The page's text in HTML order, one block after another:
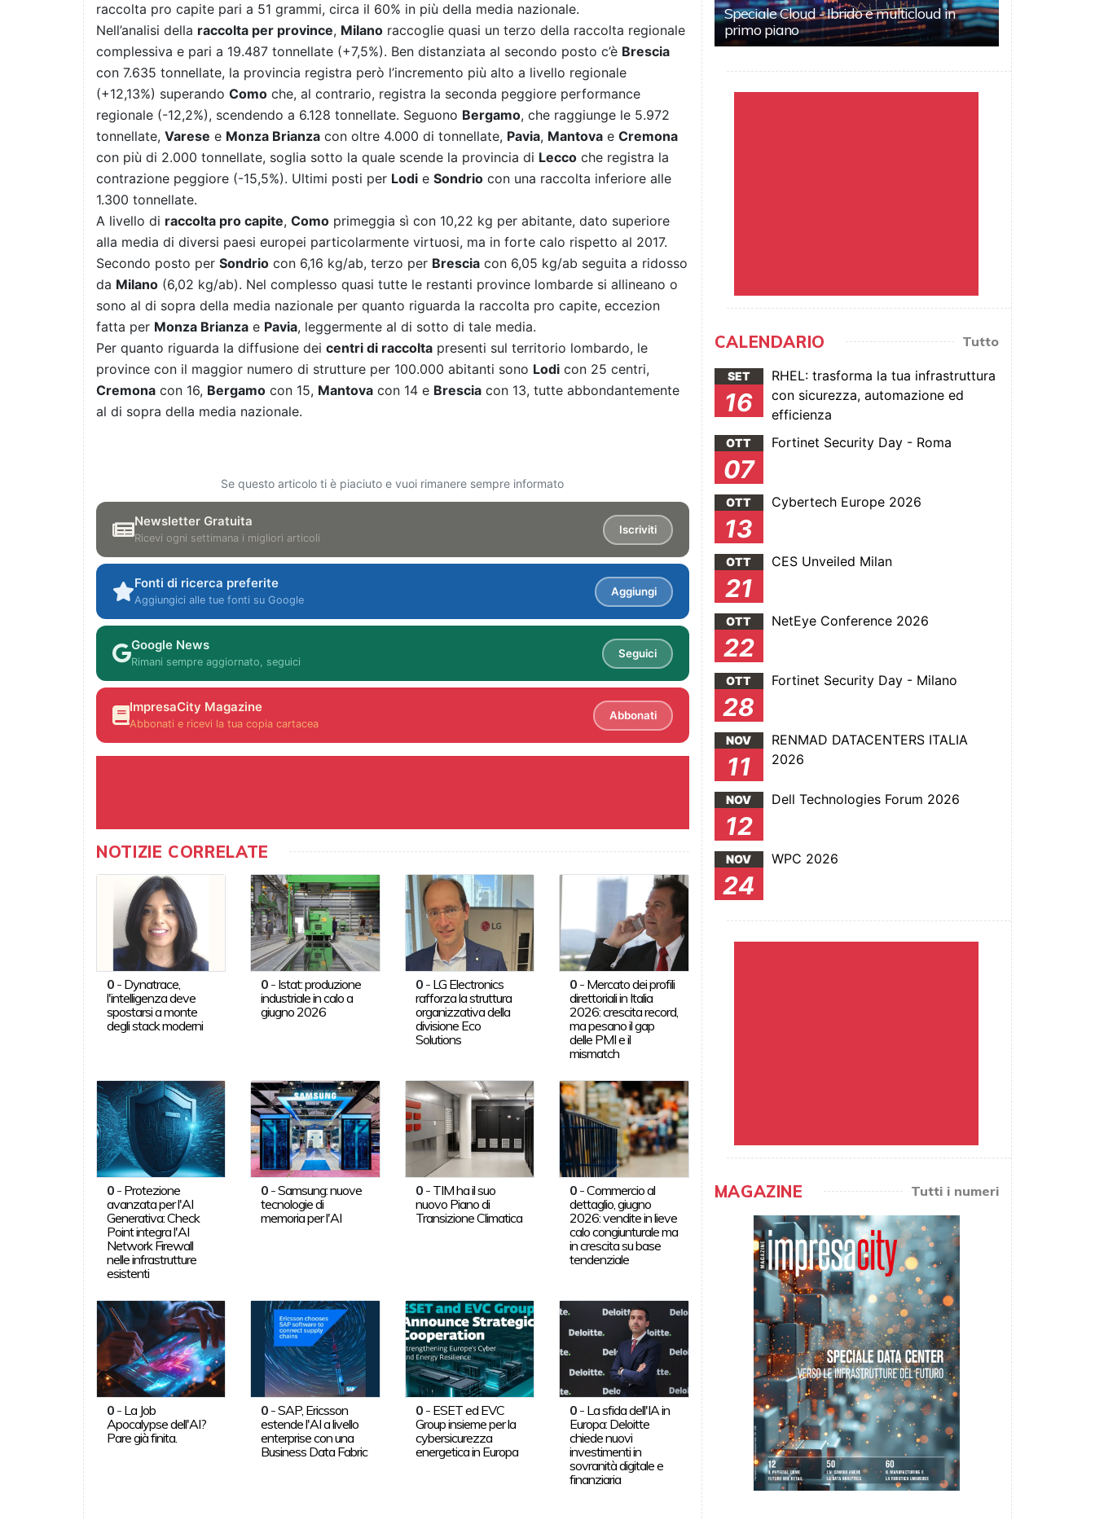
raccolta pro capite pari a 51 grammi, circa il 60% in più della media nazionale.
Nell’analisi della raccolta per province, Milano raccoglie quasi un terzo della raccolta regionale
complessiva e pari a 19.487 tonnellate (+7,5%). Ben distanziata al secondo posto c’è Brescia
con 7.635 tonnellate, la provincia registra però l’incremento più alto a livello regionale
(+12,13%) superando Como che, al contrario, registra la seconda peggiore performance
regionale (-12,2%), scendendo a 6.128 tonnellate. Seguono Bergamo, che raggiunge le 5.972
tonnellate, Varese e Monza Brianza con oltre 4.000 di tonnellate, Pavia, Mantova e Cremona
con più di 2.000 tonnellate, soglia sotto la quale scende la provincia di Lecco che registra la
contrazione peggiore (-15,5%). Ultimi posti per Lodi e Sondrio con una raccolta inferiore alle
1.300 tonnellate.
A livello di raccolta pro capite, Como primeggia sì con 10,22 kg per abitante, dato superiore
alla media di diversi paesi europei particolarmente virtuosi, ma in forte calo rispetto al 2017.
Secondo posto per Sondrio con 6,16 kg/ab, terzo per Brescia con 6,05 kg/ab seguita a ridosso
da Milano (6,02 kg/ab). Nel complesso quasi tutte le restanti province lombarde si allineano o
sono al di sopra della media nazionale per quanto riguarda la raccolta pro capite, eccezion
fatta per Monza Brianza e Pavia, leggermente al di sotto di tale media.
Per quanto riguarda la diffusione dei centri di raccolta presenti sul territorio lombardo, le
province con il maggior numero di strutture per 100.000 abitanti sono Lodi con 25 centri,
Cremona con 16, Bergamo con 15, Mantova con 14 e Brescia con 13, tutte abbondantemente
al di sopra della media nazionale.
Se questo articolo ti è piaciuto e vuoi rimanere sempre informato
Newsletter Gratuita
Ricevi ogni settimana i migliori articoli
Iscriviti
Fonti di ricerca preferite
Aggiungici alle tue fonti su Google
Aggiungi
Google News
Rimani sempre aggiornato, seguici
Seguici
ImpresaCity Magazine
Abbonati e ricevi la tua copia cartacea
Abbonati
NOTIZIE CORRELATE
0- Dynatrace,
l'intelligenza deve
spostarsi a monte
degli stack moderni
0 - Istat: produzione
industriale in calo a
giugno 2026
0- LG Electronics
rafforza la struttura
organizzativa della
divisione Eco
Solutions
0 - Mercato dei profili
direttoriali in Italia
2026: crescita record,
ma pesano il gap
delle PMI e il
mismatch
0- Protezione
avanzata per l'AI
Generativa: Check
Point integra l'AI
Network Firewall
nelle infrastrutture
esistenti
0 -Samsung: nuove
tecnologie di
memoria per l'AI
0- TIM ha il suo
nuovo Piano di
Transizione Climatica
0 -Commercio al
dettaglio, giugno
2026: vendite in lieve
calo congiunturale ma
in crescita su base
tendenziale
0- La Job
Apocalypse dell'AI?
Pare già finita.
0 -SAP, Ericsson
estende l'AI a livello
enterprise con una
Business Data Fabric
0- ESET ed EVC
Group insieme per la
cybersicurezza
energetica in Europa
0 - La sfida dell'IA in
Europa: Deloitte
chiede nuovi
investimenti in
sovranità digitale e
finanziaria
Speciale Cloud - Ibrido e multicloud in
primo piano
CALENDARIO Tutto
SET
16
RHEL: trasforma la tua infrastruttura
con sicurezza, automazione ed
efficienza
OTT
07
Fortinet Security Day - Roma
OTT
13
Cybertech Europe 2026
OTT
21
CES Unveiled Milan
OTT
22
NetEye Conference 2026
OTT
28
Fortinet Security Day - Milano
NOV
11
RENMAD DATACENTERS ITALIA
2026
NOV
12
Dell Technologies Forum 2026
NOV
24
WPC 2026
MAGAZINE Tutti i numeri